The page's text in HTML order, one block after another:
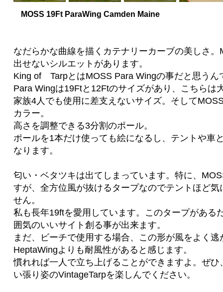
MOSS 19Ft ParaWing Camden Maine
なだらかな曲線を描くカテナリーカーブの美しさ
出せないシルエットがあります。
King of TarpとはMOSS Para Wingの事だと思うん
Para Wingは19Ftと12Ftのサイズがあり、こちらは
家族4人でも使用に差支えないサイズ。そして
カラー。
高さを調整できる3分割のポール。
ポールを1本だけ使っても絵になるし、テントや車
なります。
匂い・ベタツキは出てしまっています。特に、
すが、全方位風が抜けるタープなのでテントほど
せん。
私も長年19ftを愛用しています。このタープがある
囲気のいいサイト創る事が出来ます。
まだ、ビーチで使用する場合、この形が風をよく
HeptaWingよりも耐風性があると感じます。
慣れれば一人で立ち上げることができますよ。ぜ
い張り姿のVintageTarpを楽しんでください。